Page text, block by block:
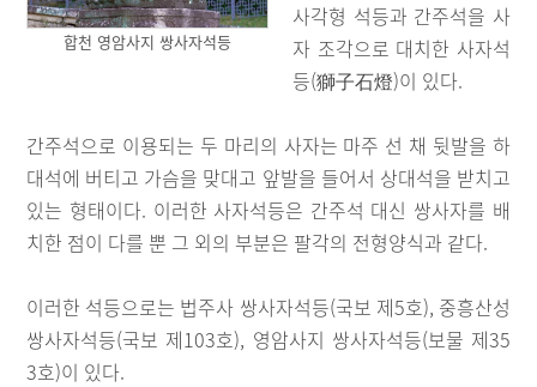
합천 영암사지 쌍사자석등
사각형 석등과 간주석을 사
자 조각으로 대치한 사자석
등(獅子石燈)이 있다.
간주석으로 이용되는 두 마리의 사자는 마주 선 채 뒷발을 하
대석에 버티고 가슴을 맞대고 앞발을 들어서 상대석을 받치고
있는 형태이다. 이러한 사자석등은 간주석 대신 쌍사자를 배
치한 점이 다를 뿐 그 외의 부분은 팔각의 전형양식과 같다.
이러한 석등으로는 법주사 쌍사자석등(국보 제5호), 중흥산성
쌍사자석등(국보 제103호), 영암사지 쌍사자석등(보물 제35
3호)이 있다.